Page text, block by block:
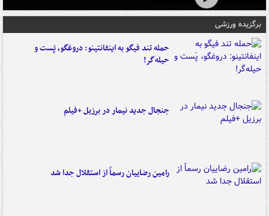
برگزیده ورزشی
حمله تند فیگو به اینفانتینو: دروغگو، پَست‌ و
حیله‌گر!
جنجال جدید نیمار در برزیل +فیلم
رامین رضاییان رسماً از استقلال جدا شد